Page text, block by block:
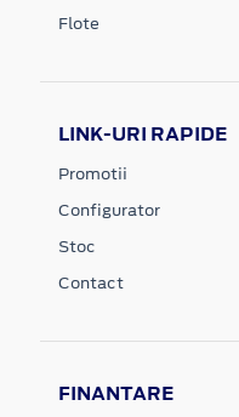
Flote
LINK-URI RAPIDE
Promotii
Configurator
Stoc
Contact
FINANTARE